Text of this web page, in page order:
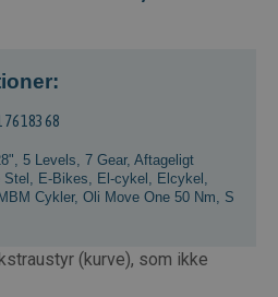
5 Levels 7 Gear, Aftageligt
Stel E-Bikes El-cykel Elcykel
Cykler, Oli Move One 50 Nm
S
(kurve), som ikke